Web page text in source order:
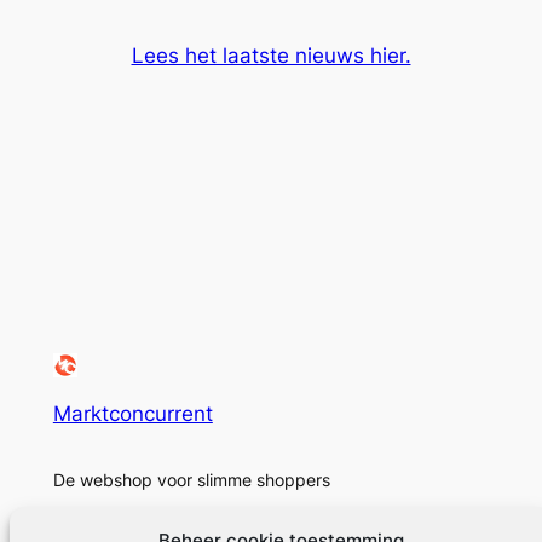
Lees het laatste nieuws hier.
Marktconcurrent
De webshop voor slimme shoppers